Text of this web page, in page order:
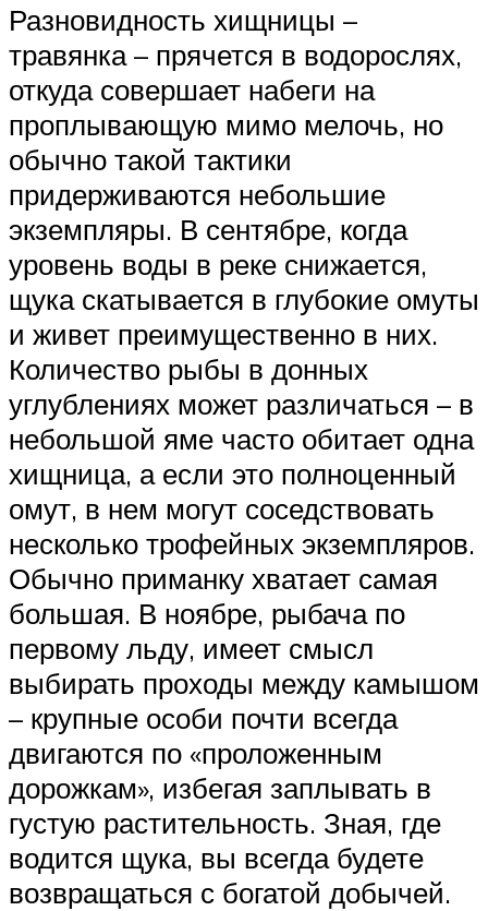
Разновидность хищницы –
травянка – прячется в водорослях,
откуда совершает набеги на
проплывающую мимо мелочь, но
обычно такой тактики
придерживаются небольшие
экземпляры. В сентябре, когда
уровень воды в реке снижается,
щука скатывается в глубокие омуты
и живет преимущественно в них.
Количество рыбы в донных
углублениях может различаться – в
небольшой яме часто обитает одна
хищница, а если это полноценный
омут, в нем могут соседствовать
несколько трофейных экземпляров.
Обычно приманку хватает самая
большая. В ноябре, рыбача по
первому льду, имеет смысл
выбирать проходы между камышом
– крупные особи почти всегда
двигаются по «проложенным
дорожкам», избегая заплывать в
густую растительность. Зная, где
водится щука, вы всегда будете
возвращаться с богатой добычей.